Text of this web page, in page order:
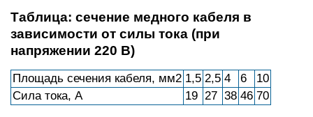
Таблица: сечение медного кабеля в
зависимости от силы тока (при
напряжении 220 В)
Площадь сечения кабеля, мм2 1,5 2,5 4 6
10
Сила тока, А
19 27 38 46 70